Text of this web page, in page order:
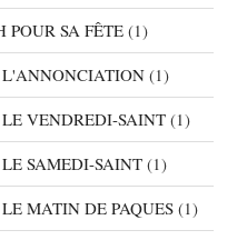
POUR SA FÊTE (1)
(1)
VENDREDI-SAINT (1)
SAMEDI-SAINT (1)
MATIN DE PAQUES (1)